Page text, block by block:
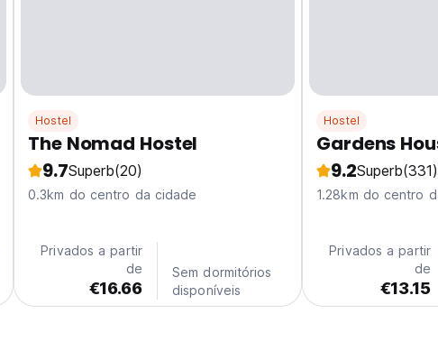
Hostel
The Nomad Hostel
9.7Superb(20)
0.3km do centro da cidade
Privados a partir
de
€16.66
Sem dormitórios
disponíveis
Hostel
Gardens
9.2Superb(331)
1.28km do centro
Privados a partir
de
€13.15